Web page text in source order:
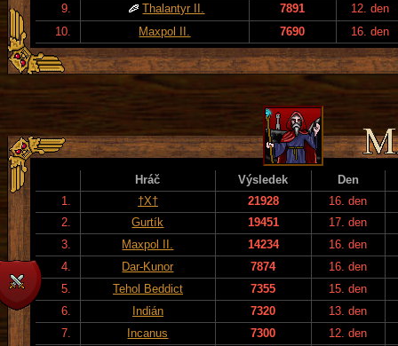
9.
Thalantyr II. 7891
12. den
10.
Maxpol II. 7690 16. den
Hráč Výsledek
Den
1.
†X† 21928
16. den
2.
Gurtík 19451
17. den
3.
Maxpol II. 14234
16. den
4.
Dar-Kunor 7874
16. den
5.
Tehol Beddict 7355
15. den
6.
Indián 7320
13. den
7.
Incanus 7300
12. den